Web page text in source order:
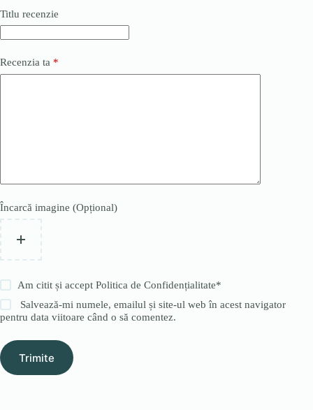
Titlu recenzie
Recenzia ta *
Încarcă imagine (Opțional)
Am citit și acceptPolitica de Confidențialitate*
Salvează-mi numele, emailul și site-ul web în acest navigator
pentru data viitoare când o să comentez.
Trimite